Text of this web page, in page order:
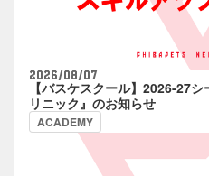
2026/08/07
【バスケスクール】2026-27
リニック』のお知らせ
ACADEMY